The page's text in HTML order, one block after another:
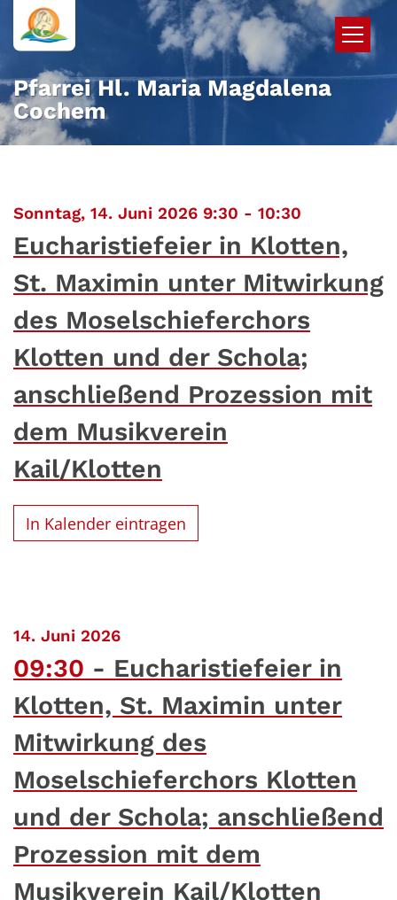
Zum Inhalt springen
Pfarrei Hl. Maria Magdalena
Cochem
Sonntag, 14. Juni 2026 9:30 - 10:30
Eucharistiefeier in Klotten,
St. Maximin unter Mitwirkung
des Moselschieferchors
Klotten und der Schola;
anschließend Prozession mit
dem Musikverein
Kail/Klotten
In Kalender eintragen
14. Juni 2026:
09:30
Eucharistiefeier in
Klotten, St. Maximin unter
Mitwirkung des
Moselschieferchors Klotten
und der Schola; anschließend
Prozession mit dem
Musikverein Kail/Klotten